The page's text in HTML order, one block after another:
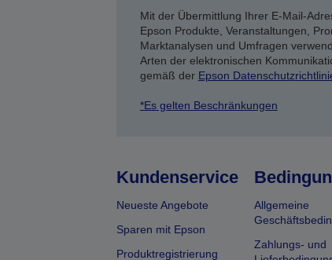
Mit der Übermittlung Ihrer E-Mail-
Epson Produkte, Veranstaltungen,
Marktanalysen und Umfragen
Arten der elektronischen
gemäß der Epson
*Es gelten Beschränkungen
Kundenservice
Neueste Angebote
Sparen mit Epson
Produktregistrierung
Allgemeine
Zahlungs- und